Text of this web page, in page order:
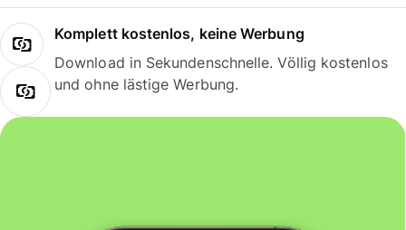
Komplett kostenlos, keine Werbung
Download in Sekundenschnelle. Völlig kostenlos
und ohne lästige Werbung.